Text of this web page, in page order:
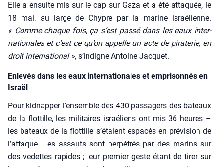
Elle a ensuite mis sur le cap sur Gaza et a été atta­quée, le
18 mai, au large de Chypre par la marine israé­lienne.
« Comme chaque fois, ça s’est pas­sé dans les eaux inter­
na­tio­nales et c’est ce qu’on appelle un acte de pira­te­rie, en
droit inter­na­tio­nal », s’indigne Antoine Jac­quet.
Enlevés dans les eaux internationales et emprisonnés en
Israël
Pour kid­nap­per l’ensemble des 430 pas­sa­gers des bateaux
de la flot­tille, les mili­taires israé­liens ont mis 36 heures –
les bateaux de la flot­tille s’étaient espa­cés en pré­vi­sion de
l’attaque. Les assauts sont per­pé­trés par des marins sur
des vedettes rapides ; leur pre­mier geste étant de tirer sur